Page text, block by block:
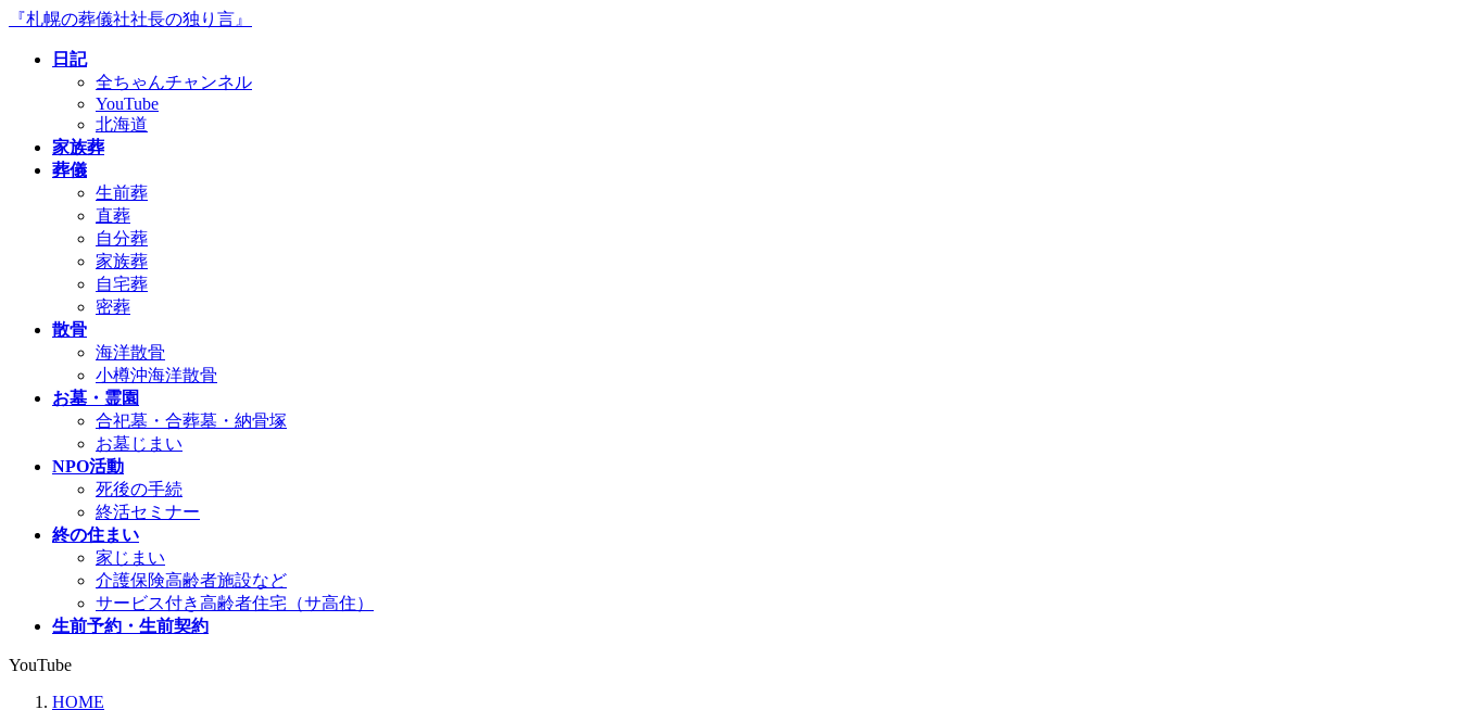
コ
ナ
『札幌の葬儀社社長の独り言』
日記
全ちゃんチャンネル
YouTube
北海道
家族葬
葬儀
生前葬
直葬
自分葬
家族葬
自宅葬
密葬
散骨
海洋散骨
小樽沖海洋散骨
お墓・霊園
合祀墓・合葬墓・納骨塚
お墓じまい
NPO活動
死後の手続
終活セミナー
終の住まい
家じまい
介護保険高齢者施設など
サービス付き高齢者住宅（サ高住）
生前予約・生前契約
YouTube
HOME